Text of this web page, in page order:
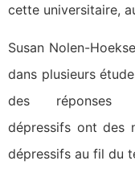
cette universitaire,
Susan Nolen-
dans plusieurs
des réponses
dépressifs ont des
dépressifs au fil du